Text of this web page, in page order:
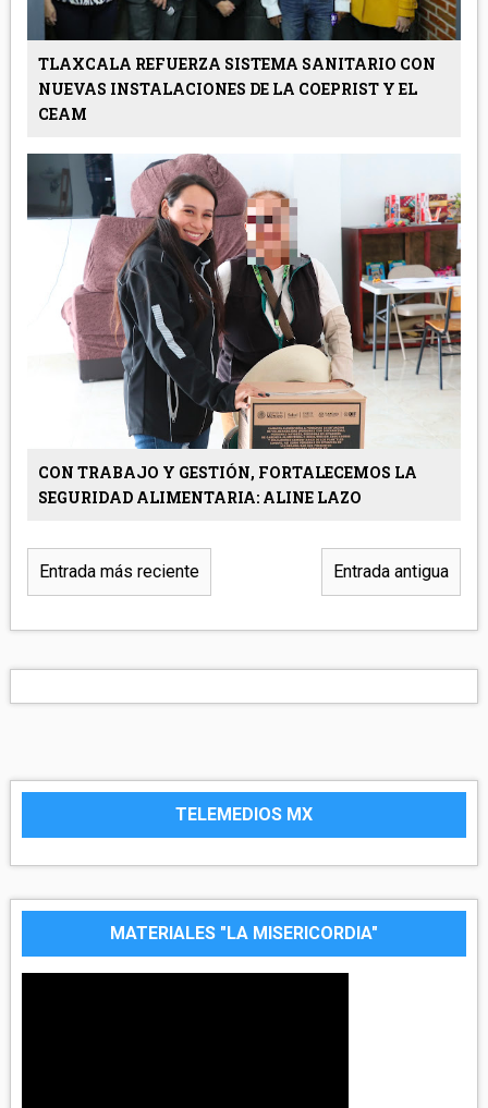
TLAXCALA REFUERZA SISTEMA SANITARIO CON
NUEVAS INSTALACIONES DE LA COEPRIST Y EL
CEAM
CON TRABAJO Y GESTIÓN, FORTALECEMOS LA
SEGURIDAD ALIMENTARIA: ALINE LAZO
Entrada más reciente Entrada antigua
TELEMEDIOS MX
MATERIALES "LA MISERICORDIA"